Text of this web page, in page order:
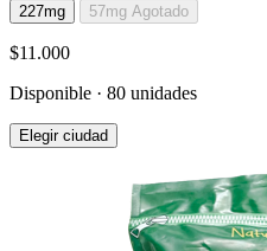
227mg 57mg Agotado
$11.000
Disponible · 80 unidades
Elegir ciudad